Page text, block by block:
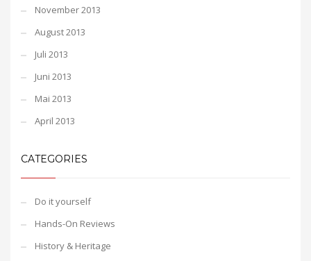
November 2013
August 2013
Juli 2013
Juni 2013
Mai 2013
April 2013
CATEGORIES
Do it yourself
Hands-On Reviews
History & Heritage